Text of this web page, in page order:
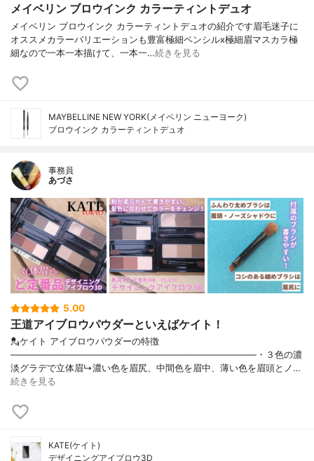
メイベリン ブロウインク カラーティントデュオ
メイベリン ブロウインク カラーティントデュオの紹介です眉毛迷子に
オススメカラーバリエーションも豊富極細ペンシルx極細眉マスカラ極
細なので一本一本描けて、一本一…続きを見る
MAYBELLINE NEW YORK(メイベリン ニューヨーク)
ブロウインク カラーティントデュオ
事務員
あづさ
5.00
王道アイブロウパウダーといえばケイト！
💂ケイト アイブロウパウダーの特徴
———————————————————————————・３色の濃
淡グラデで立体眉↳濃い色を眉尻、中間色を眉中、薄い色を眉頭とノ…
続きを見る
KATE(ケイト)
デザイニングアイブロウ3D